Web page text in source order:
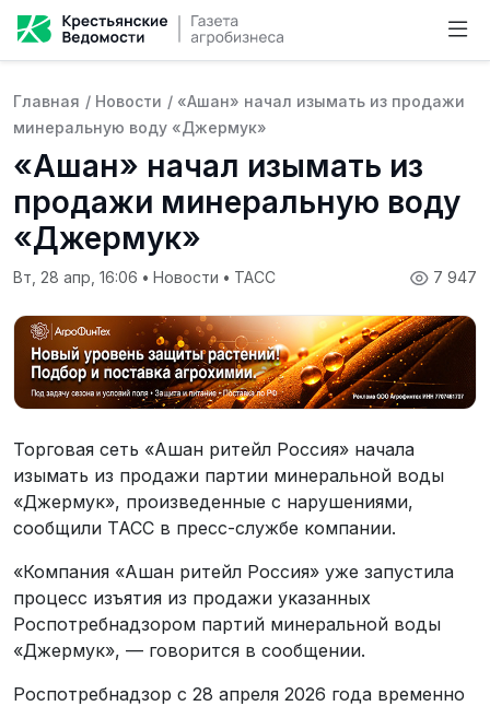
Главная / Новости / «Ашан» начал изымать из продажи
минеральную воду «Джермук»
«Ашан» начал изымать из
продажи минеральную воду
«Джермук»
7 947
Вт, 28 апр, 16:06 • Новости • ТАСС
Торговая сеть «Ашан ритейл Россия» начала
изымать из продажи партии минеральной воды
«Джермук», произведенные с нарушениями,
сообщили ТАСС в пресс-службе компании.
«Компания «Ашан ритейл Россия» уже запустила
процесс изъятия из продажи указанных
Роспотребнадзором партий минеральной воды
«Джермук», — говорится в сообщении.
Роспотребнадзор с 28 апреля 2026 года временно